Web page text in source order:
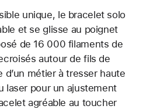
unique, le bracelet solo
et se glisse au poignet
de 16 000 filaments de
autour de fils de
d’un métier à tresser haute
laser pour un ajustement
agréable au toucher